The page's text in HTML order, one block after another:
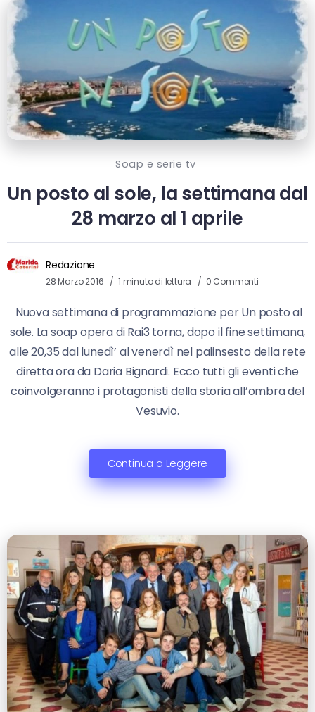
Soap e serie tv
Un posto al sole, la settimana dal
28 marzo al 1 aprile
Redazione
28 Marzo 2016 1 minuto di lettura 0 Commenti
Nuova settimana di programmazione per Un posto al
sole. La soap opera di Rai3 torna, dopo il fine settimana,
alle 20,35 dal lunedì’ al venerdì nel palinsesto della rete
diretta ora da Daria Bignardi. Ecco tutti gli eventi che
coinvolgeranno i protagonisti della storia all’ombra del
Vesuvio.
Continua a Leggere